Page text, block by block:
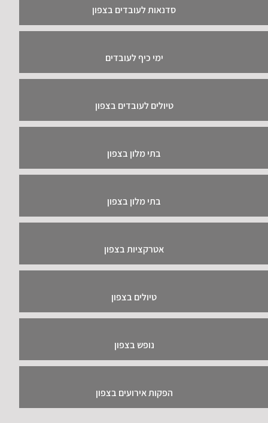
סדנאות לעובדים בצפון
ימי כיף לעובדים
טיולים לעובדים בצפון
בתי מלון בצפון
בתי מלון בצפון
אטרקציות בצפון
טיולים בצפון
נופש בצפון
הפקות אירועים בצפון